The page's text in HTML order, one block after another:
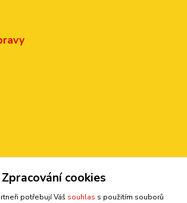
301
Zpracování cookies
potřebují Váš souhlas s použitím souborů